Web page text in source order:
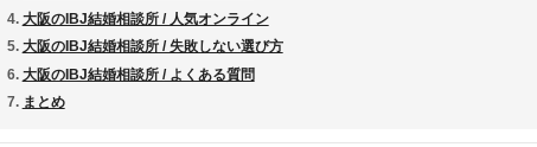
大阪のIBJ結婚相談所 / 人気オンライン
大阪のIBJ結婚相談所 / 失敗しない選び方
大阪のIBJ結婚相談所 / よくある質問
まとめ